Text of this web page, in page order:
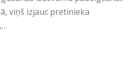
viņš izjauc pretinieka